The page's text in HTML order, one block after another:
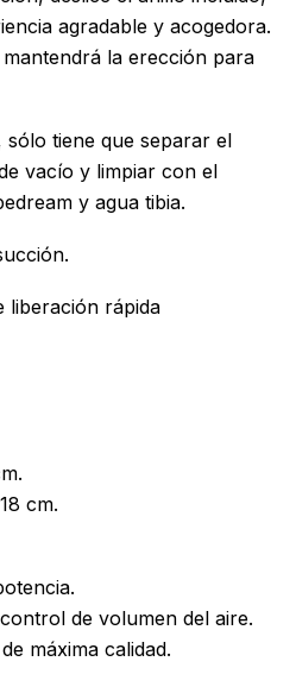
agradable y acogedora.
la erección para
tiene que separar el
vacío y limpiar con el
y agua tibia.
liberación rápida
cm.
de volumen del aire.
máxima calidad.